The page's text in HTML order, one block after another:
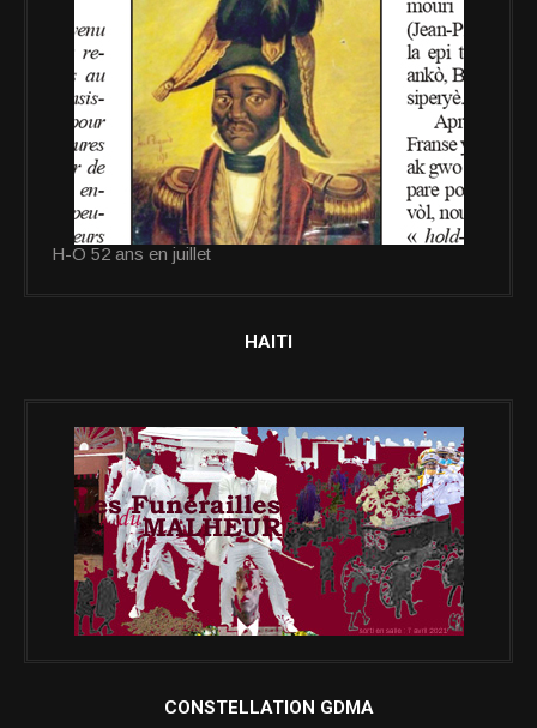
H-O 52 ans en juillet
HAITI
CONSTELLATION GDMA